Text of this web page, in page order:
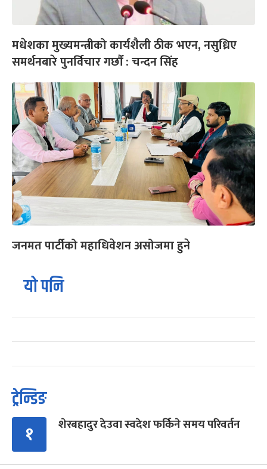
मधेशका मुख्यमन्त्रीको कार्यशैली ठीक भएन, नसुध्रिए
समर्थनबारे पुनर्विचार गर्छौं : चन्दन सिंह
जनमत पार्टीको महाधिवेशन असोजमा हुने
यो पनि
ट्रेन्डिङ
१ शेरबहादुर देउवा स्वदेश फर्किने समय परिवर्तन